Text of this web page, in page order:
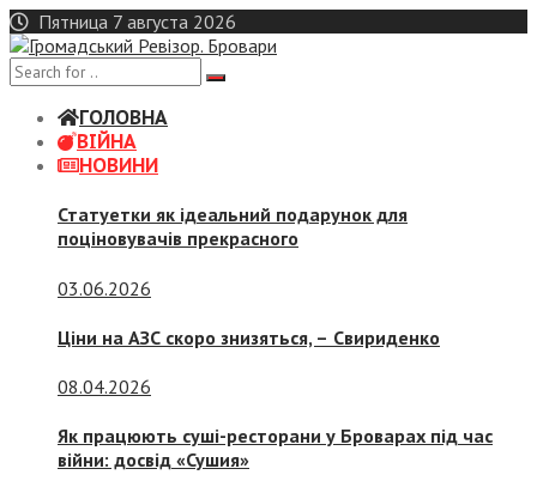
Skip
to
content
Пятница 7 августа 2026
ГОЛОВНА
ВІЙНА
НОВИНИ
Статуетки як ідеальний подарунок для
поціновувачів прекрасного
03.06.2026
Ціни на АЗС скоро знизяться, – Свириденко
08.04.2026
Як працюють суші-ресторани у Броварах під час
війни: досвід «Сушия»